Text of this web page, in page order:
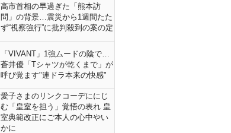
高市首相の早過ぎた「熊本訪
問」の背景…震災から1週間たた
ず“視察強行”に批判殺到の案の定
「VIVANT」1強ムードの陰で…
蒼井優「Tシャツが乾くまで」が
呼び覚ます"連ドラ本来の快感"
愛子さまのリンクコーデににじ
む「皇室を担う」覚悟の表れ 皇
室典範改正にご本人の心中やい
かに